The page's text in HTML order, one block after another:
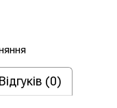
Відгуків (0)